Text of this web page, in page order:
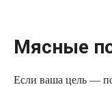
Мясные
Если ваша цель —